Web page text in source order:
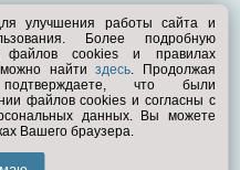
версию
улучшения работы сайта и
Более подробную
файлов cookies и правилах
можно найтиздесь. Продолжая
что были
файлов cookies и согласны с
данных. Вы можете
Вашего браузера.